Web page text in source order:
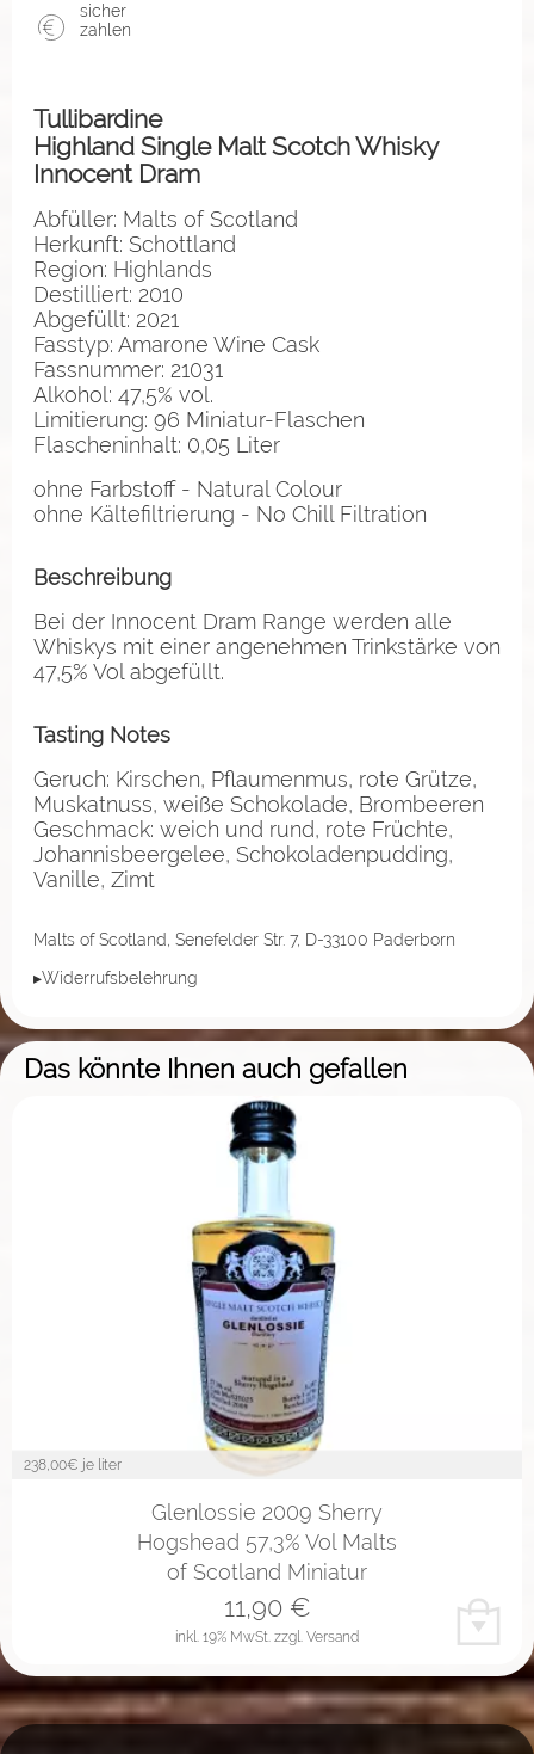
sicher
zahlen
Tullibardine
Highland Single Malt Scotch Whisky
Innocent Dram
Abfüller: Malts of Scotland
Herkunft: Schottland
Region: Highlands
Destilliert: 2010
Abgefüllt: 2021
Fasstyp: Amarone Wine Cask
Fassnummer: 21031
Alkohol: 47,5% vol.
Limitierung: 96 Miniatur-Flaschen
Flascheninhalt: 0,05 Liter
ohne Farbstoff - Natural Colour
ohne Kältefiltrierung - No Chill Filtration
Beschreibung
Bei der Innocent Dram Range werden alle
Whiskys mit einer angenehmen Trinkstärke von
47,5% Vol abgefüllt.
Tasting Notes
Geruch: Kirschen, Pflaumenmus, rote Grütze,
Muskatnuss, weiße Schokolade, Brombeeren
Geschmack: weich und rund, rote Früchte,
Johannisbeergelee, Schokoladenpudding,
Vanille, Zimt
Malts of Scotland, Senefelder Str. 7, D-33100 Paderborn
▸Widerrufsbelehrung
Das könnte Ihnen auch gefallen
238,00€ je liter
Glenlossie 2009 Sherry
Hogshead 57,3% Vol Malts
of Scotland Miniatur
inkl. 19% MwSt. zzgl. Versand
11,90€